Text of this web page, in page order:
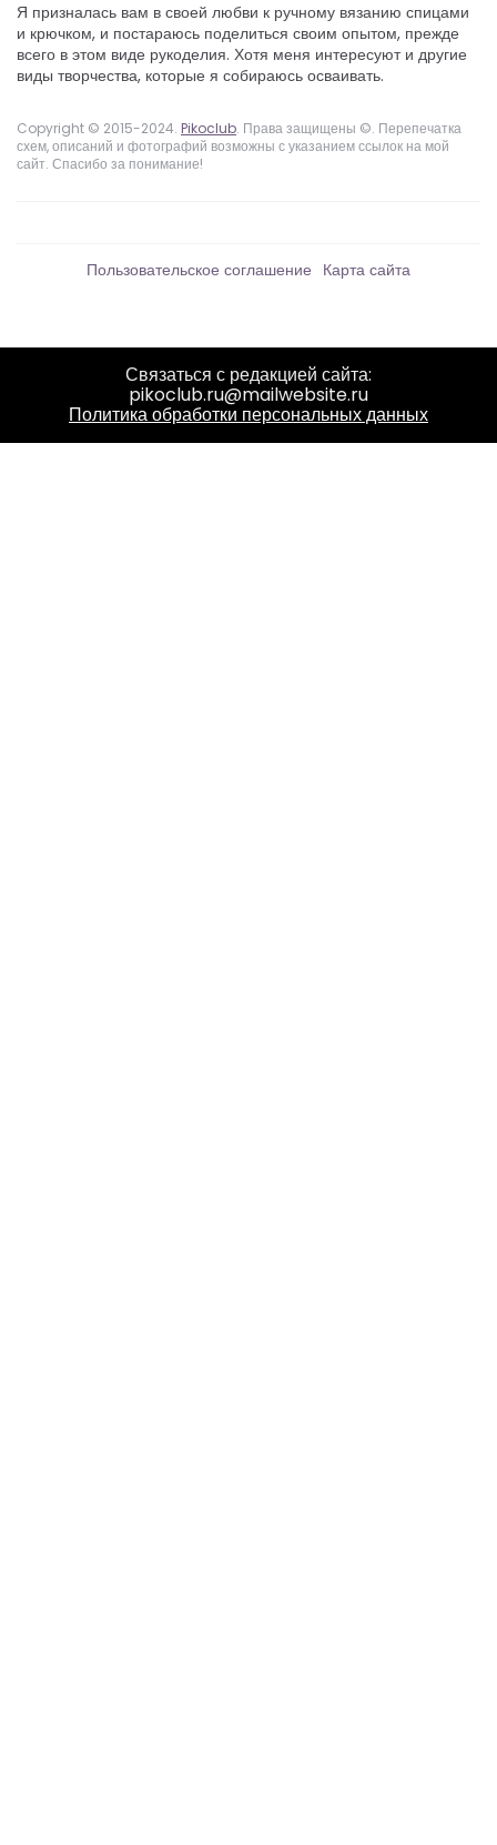
Я призналась вам в своей любви к ручному вязанию спицами
и крючком, и постараюсь поделиться своим опытом, прежде
всего в этом виде рукоделия. Хотя меня интересуют и другие
виды творчества, которые я собираюсь осваивать.
Copyright © 2015-2024. Pikoclub. Права защищены ©. Перепечатка
схем, описаний и фотографий возможны с указанием ссылок на мой
сайт. Спасибо за понимание!
Пользовательское соглашение Карта сайта
Связаться с редакцией сайта:
pikoclub.ru@mailwebsite.ru
Политика обработки персональных данных